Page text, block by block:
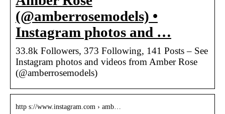
(@amberrosemodels) •
Instagram photos and …
33.8k Followers, 373 Following, 141 Posts – See
Instagram photos and videos from Amber Rose
(@amberrosemodels)
http s://www.instagram.com › amb…